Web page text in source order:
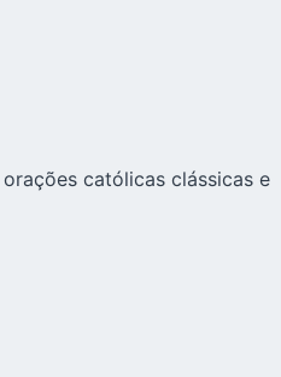
católicas clássicas e